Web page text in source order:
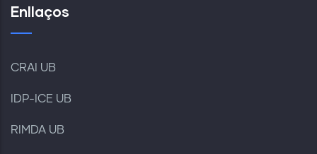
Enllaços
CRAI UB
IDP-ICE UB
RIMDA UB